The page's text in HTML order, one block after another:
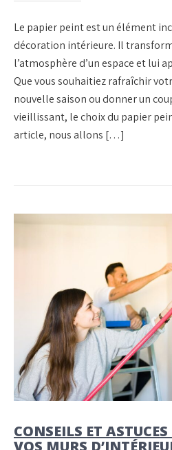
Le papier peint est un élément
décoration intérieure. Il
l’atmosphère d’un espace et lui
Que vous souhaitiez rafraîchir
nouvelle saison ou donner un
vieillissant, le choix du papier
article, nous allons […]
CONSEILS ET